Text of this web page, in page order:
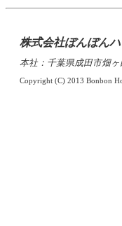
株式会社ぼんぼん
本社：千葉県成田市畑
Copyright (C) 2013 Bonbon